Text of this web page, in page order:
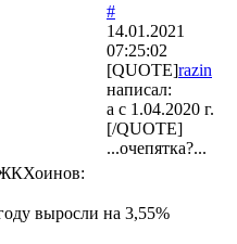
#
14.01.2021
07:25:02
[QUOTE]razin
написал:
а с 1.04.2020 г.
[/QUOTE]
...очепятка?...
выросли на 3,55%